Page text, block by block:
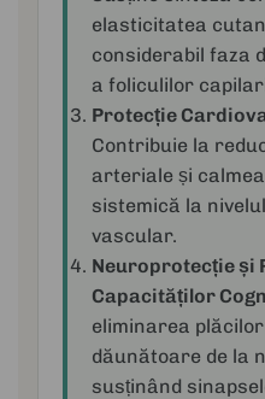
elasticitatea
considerabil faza
a foliculilor
Protecție
Contribuie la
arteriale și
sistemică la
vascular.
Neuroprotecție și
Capacităților
eliminarea
dăunătoare de la
susținând